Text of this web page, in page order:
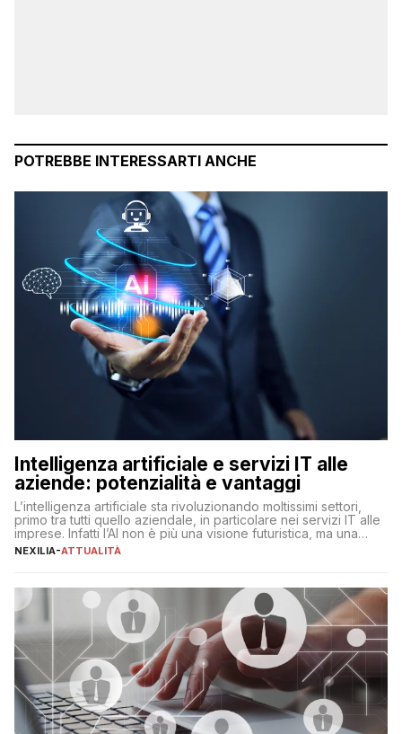
POTREBBE INTERESSARTI ANCHE
Intelligenza artificiale e servizi IT alle
aziende: potenzialità e vantaggi
L’intelligenza artificiale sta rivoluzionando moltissimi settori,
primo tra tutti quello aziendale, in particolare nei servizi IT alle
imprese. Infatti l’AI non è più una visione futuristica, ma una
realtà operativa che sta portando a un cambio significativo in
operazioni, bensì comporta […]
NEXILIA-ATTUALITÀ